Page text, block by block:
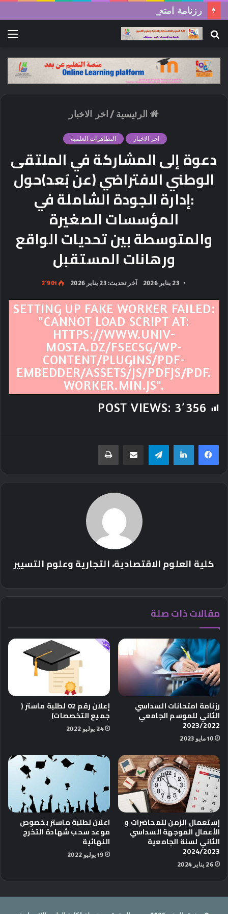
بحث
الرئيسية / اخر الاخبار
اخر الاخبار التظاهرات العلمية
دعوة إلى المشاركة في الملتقى
الوطني الافتراضي (عن بُعد)حول
:إدارة الجودة الشاملة في
المؤسسات الصغيرة
والمتوسطة بين تحديات الواقع
ورهانات المستقبل
23 يناير 2026 آخر تحديث: 23 يناير 2026 2٬901
SETTING UP FAKE WORKER FAILED:
"CANNOT LOAD SCRIPT AT:
HTTPS://WWW.UNIV-
MOSTA.DZ/FSECSG/WP-
CONTENT/PLUGINS/PDF-
EMBEDDER/ASSETS/JS/PDFJS/PDF.
WORKER.MIN.JS".
POST VIEWS: 3٬356
تيلقرام مشاركة عبر البريد طباعة
كلية العلوم الاقتصادية، التجارية وعلوم التسيير
مقالات ذات صلة
رزنامة امتحانات السداسي
الثاني للموسم الجامعي
2023/2022
10 مايو 2023
إعلانرقم 02 لطلبة ماستر (
جميع التخصصات)
24 يوليو 2022
إستعمال الزمن للمحاضرات و
الأعمال الموجهة السداسي
الثاني لسنة الجامعية
2024/2023
26 يناير 2024
اعلان لطلبة ماستر بخصوص
موعد سحب شهادة التخرج
النهائية
19 يوليو 2022